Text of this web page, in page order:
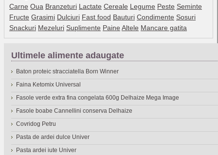
Carne Oua Branzeturi Lactate Cereale Legume Peste Seminte
Fructe Grasimi Dulciuri Fast food Bauturi Condimente Sosuri
Snackuri Mezeluri Suplimente Paine Altele Mancare gatita
Ultimele alimente adaugate
Baton proteic stracciatella Born Winner
Faina Ketomix Universal
Fasole verde extra fina congelata 600g Delhaize Mega Image
Fasole boabe Cannellini conserva Delhaize
Covridog Petru
Pasta de ardei dulce Univer
Pasta ardei iute Univer